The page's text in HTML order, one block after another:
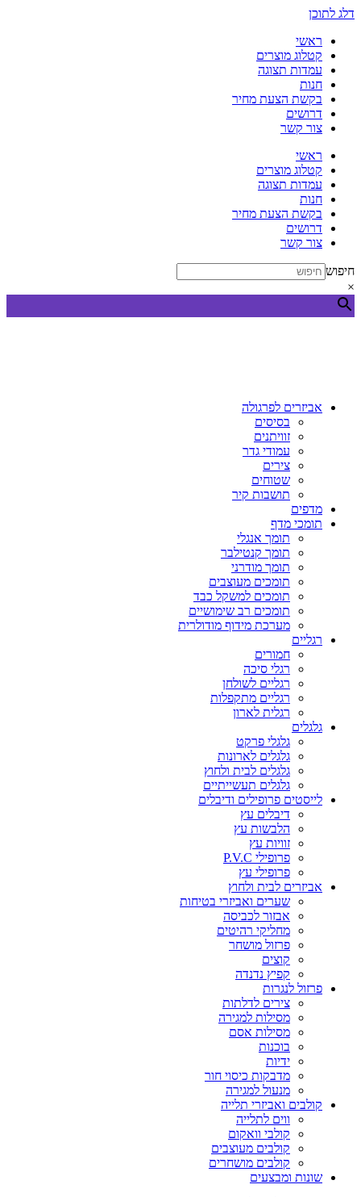
דלג לתוכן
ראשי
קטלוג מוצרים
עמדות תצוגה
חנות
בקשת הצעת מחיר
דרושים
צור קשר
ראשי
קטלוג מוצרים
עמדות תצוגה
חנות
בקשת הצעת מחיר
דרושים
צור קשר
חיפוש
×
אביזרים לפרגולה
בסיסים
זוויתנים
עמודי גדר
צירים
שטוחים
תושבות קיר
מדפים
תומכי מדף
תומך אנגלי
תומך קנטילבר
תומך מודרני
תומכים מעוצבים
תומכים למשקל כבד
תומכים רב שימושיים
מערכת מידוף מודולרית
רגליים
חמורים
רגלי סיכה
רגליים לשולחן
רגליים מתקפלות
רגלית לארון
גלגלים
גלגלי פרקט
גלגלים לארונות
גלגלים לבית ולחוץ
גלגלים תעשייתיים
לייסטים פרופילים ודיבלים
דיבלים עץ
הלבשות עץ
זוויות עץ
פרופילי P.V.C
פרופילי עץ
אביזרים לבית ולחוץ
שערים ואביזרי בטיחות
אבזור לכביסה
מחליקי רהיטים
פרזול מושחר
קוצים
קפיץ נדנדה
פרזול לנגרות
צירים לדלתות
מסילות למגירה
מסילות אסם
בוכנות
ידיות
מדבקות כיסוי חור
מנעול למגירה
קולבים ואביזרי תלייה
ווים לתלייה
קולבי וואקום
קולבים מעוצבים
קולבים מושחרים
שונות ומבצעים